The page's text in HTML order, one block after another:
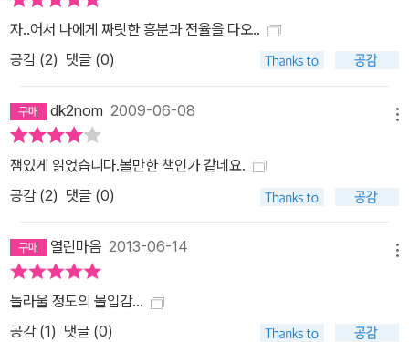
자..어서 나에게 짜릿한 흥분과 전율을 다오..
공감 (2) 댓글 (0)
dk2nom 2009-06-08
잼있게 읽었습니다.볼만한 책인가 같네요.
공감 (2) 댓글 (0)
열린마음 2013-06-14
놀라울 정도의 몰입감...
공감 (1) 댓글 (0)